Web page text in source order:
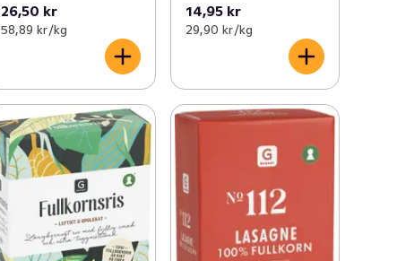
26,50 kr
58,89 kr /kg
14,95 kr
29,90 kr /kg